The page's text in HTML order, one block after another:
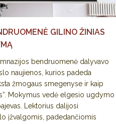
GILINO ŽINIAS
bendruomenė dalyvavo
naujienos, kurios padeda
žmogaus smegenyse ir kaip
Mokymus vedė elgesio ugdymo
Lektorius dalijosi
įžvalgomis, padedančiomis